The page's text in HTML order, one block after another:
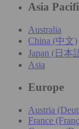
Asia
Australia
China (中文)
Japan (日本
Asia
Europe
Austria
France